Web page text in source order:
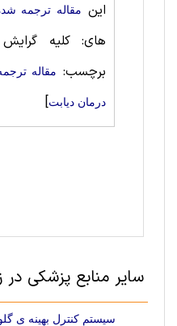
این مقاله ترجمه
های: کلیه گرایش
برچسب: مقاله
درمان دیابت]
سایر منابع پزشکی در
سیستم کنترل بهینه ی